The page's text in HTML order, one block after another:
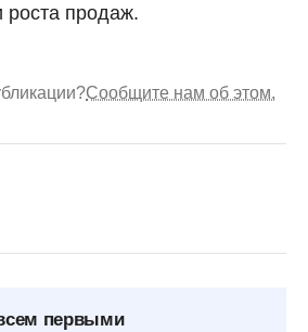
продаж.
Сообщите нам об этом.
первыми